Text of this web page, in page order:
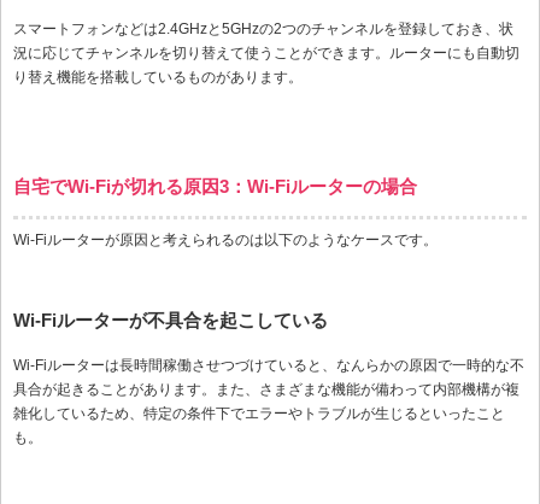
スマートフォンなどは2.4GHzと5GHzの2つのチャンネルを登録しておき、状
況に応じてチャンネルを切り替えて使うことができます。ルーターにも自動切
り替え機能を搭載しているものがあります。
自宅でWi-Fiが切れる原因3：Wi-Fiルーターの場合
Wi-Fiルーターが原因と考えられるのは以下のようなケースです。
Wi-Fiルーターが不具合を起こしている
Wi-Fiルーターは長時間稼働させつづけていると、なんらかの原因で一時的な不
具合が起きることがあります。また、さまざまな機能が備わって内部機構が複
雑化しているため、特定の条件下でエラーやトラブルが生じるといったこと
も。